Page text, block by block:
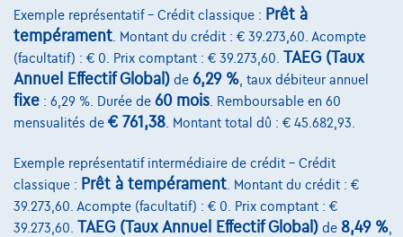
Comparer
Voir le véhicule
Exemple représentatif – Crédit classique : Prêt à
tempérament . Montant du crédit : € 39.273,60. Acompte
(facultatif) : € 0. Prix comptant : € 39.273,60. TAEG (Taux
Annuel Effectif Global) de 6,29 % , taux débiteur annuel
fixe : 6,29 %. Durée de 60 mois . Remboursable en 60
mensualités de € 761,38 . Montant total dû : € 45.682,93.
Exemple représentatif intermédiaire de crédit – Crédit
classique : Prêt à tempérament . Montant du crédit : €
39.273,60. Acompte (facultatif) : € 0. Prix comptant : €
39.273,60. TAEG (Taux Annuel Effectif Global) de 8,49 %